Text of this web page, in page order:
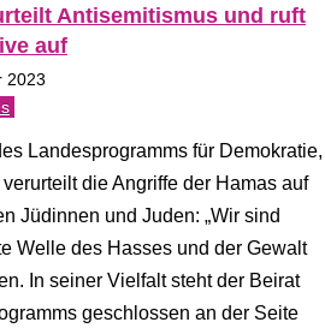
Antisemitismus und ruft
auf
2023
Landesprogramms für Demokratie,
die Angriffe der Hamas auf
Jüdinnen und Juden: „Wir sind
Welle des Hasses und der Gewalt
In seiner Vielfalt steht der Beirat
geschlossen an der Seite